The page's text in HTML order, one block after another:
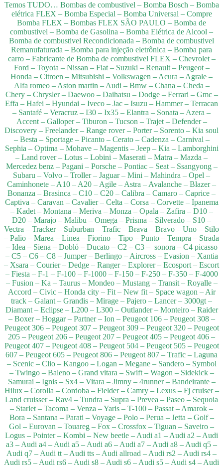
Temos TUDO… Bombas de combustivel – Bomba Bosch – Bomba
elétrica FLEX – Bomba Especial – Bomba Universal – Compre
Bomba FLEX – Bombas FLEX SÃO PAULO – Bomba de
combustivel – Bomba de Gasolina – Bomba Elétrica de Alcool –
Bomba de combustivel Recondicionada – Bomba de combustivel
Remanufaturada – Bomba para injeção eletrônica – Bomba para
carro – Fabricante de Bomba de combustivel FLEX – Chevrolet –
Ford – Toyota – Nissan – Fiat – Suzuki – Renault – Peugeot –
Honda – Citroen – Mitsubishi – Volkswagen – Acura – Agrale –
Alfa romeo – Aston martin – Audi – Bmw – Chana – Cheda –
Chery – Chrysler – Daewoo – Daihatsu – Dodge – Ferrari – Gmc –
Effa – Hafei – Hyundai – Iveco – Jac – Isuzu – Hammer – Terracan
– Santafé – Veracruz – I30 – Ix35 – Elantra – Sonata – Azera –
Accent – Galloper – Tiburon – Tucson – Trajet – Defender –
Discovery – Freelander – Range rover – Porter – Sorento – Kia soul
– Besta – Sportage – Picanto – Cerato – Cadenza – Carnival –
Sephia – Optima – Mohave – Magentis – Jeep – Kia – Lamborghini
– Land rover – Lotus – Lobini – Maserati – Matra – Mazda –
Mercedez benz – Pagani – Porsche – Pontiac – Seat – Ssangyong –
Subaru – Volvo – Troller – Jaguar – Mini – Mahindra – Opel –
Caminhonete – A10 – A20 – Agile – Astra – Avalanche – Blazer –
Bonanza – Brasinca – C10 – C20 – Calibra – Camaro – Caprice –
Captiva – Caravan – Cavalier – Celta – Corsa – Corvette – Ipanema
– Kadet – Montana – Meriva – Monza – Opala – Zafira – D10 –
D20 – Marajo – Malibu – Omega – Prisma – Silverado – S10 –
Vectra – Tracker – Suburban – Trafic – Brava – Bravo – Uno – Stilo
– Palio – Marea – Linea – Fiorino – Tipo – Punto – Tempra – Strada
– Idea – Siena – Dobló – Ducato – C2 – C3 – sonora – C4 picasso
– C5 – C6 – C8 – Jumper – Berlingo – Aircross – Evasion – Xantia
– Xsara – Courier – Dedge – Ranger – Explorer – Ecosport – Escort
– Fiesta – F-1 – F-100 – F-1000 – F-150 – F-250 – F-350 – F-4000
– Fusion – Ka – Taurus – Mondeo – Mustang – Transit – Royalle –
Accord – Civic – Honda city – Fit – New fit – Space wagon – Air
track – Galant – Grandis – Mirage – Pajero – Lancer – 3000gt –
Diamant – Eclipse – L200 – L300 – Outlander – Monteiro – Raider
– Boxer – Hoggar – Partner – Ion – Peugeot 106 – Peugeot 308 –
Peugeot 306 – Peugeot 307 – Peugeot 309 – Peugeot 320 – Peugeot
205 – Peugeot 206 – Peugeot 207 – Peugeot 405 – Peugeot 406 –
Peugeot 407 – Peugeot 408 – Peugeot 504 – Peugeot 505 – Peugeot
607 – Peugeot 605 – Peugeot 806 – Peugeot 807 – Trafic – Laguna
– Scenic – Clio – Kangoo – Logan – Megane – Sandero – Symbol
– Twingo – Baleno – Grand vitara – Swift – Wagon – Sidekick –
Samurai – Ignis – Sx4 – Vitara – Jimny – 4runner – Bandeirante –
Hilux – Corolla – Cordoba – Fielder – Camry – Lexus – Fj cruiser –
Land cruisser – Rav4 – Tundra – Supra – Prevea – Paseo – Sequoia
– Starlet – Tacoma – Venza – Yaris – T-100 – Passat – Amarok –
Bora – Santana – Parati – Voyage – Polo – Perua – Jetta – Golf –
Gol – Eurovan – Touareg – Fox – Crossfox – Tiguan – Saveiro –
Logus – Pointer – Kombi – New beetle – Audi a1 – Audi a2 – Audi
a3 – Audi a4 – Audi a5 – Audi a6 – Audi a7 – Audi a8 – Audi q5 –
Audi q7 – Audi tt – Audi tts – Audi allroad – Audi rs2 – Audi rs4 –
Audi rs5 – Audi rs6 – Audi s8 – Audi s6 – Audi s5 – Audi s4 – Audi